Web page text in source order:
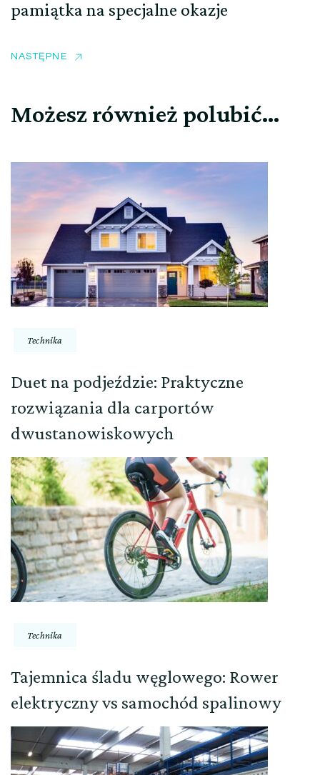
pamiątka na specjalne okazje
NASTĘPNE
Możesz również polubić…
Technika
Duet na podjeździe: Praktyczne
rozwiązania dla carportów
dwustanowiskowych
Technika
Tajemnica śladu węglowego: Rower
elektryczny vs samochód spalinowy